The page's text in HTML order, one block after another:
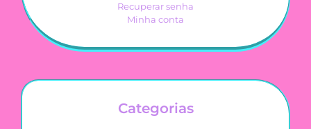
Recuperar senha
Minha conta
Categorias